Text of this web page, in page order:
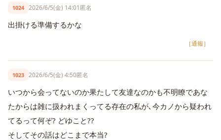
1024 2026/6/5(金) 14:01匿名
出掛ける準備するかな
［通報］
1023 2026/6/5(金) 4:50匿名
いつから会ってないのか果たして友達なのかも不明瞭であな
たからは雑に扱われまくってる存在の私が､今カノから疑われ
てるって何ぞ? どゆこと??
そしてその話はどこまで本当?